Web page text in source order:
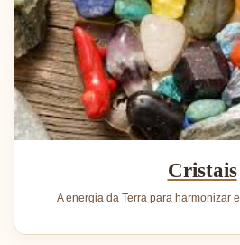
Cristais
A energia da Terra para harmonizar